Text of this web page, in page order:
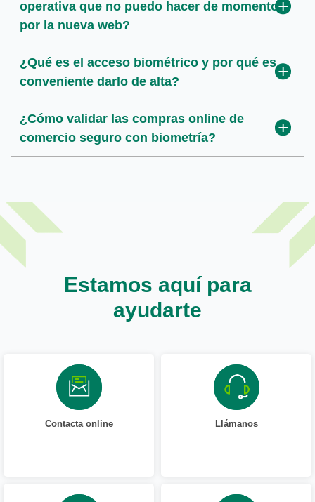
operativa que no puedo hacer de momento
por la nueva web?
¿Qué es el acceso biométrico y por qué es
conveniente darlo de alta?
¿Cómo validar las compras online de
comercio seguro con biometría?
Estamos aquí para
ayudarte
Contacta online Llámanos